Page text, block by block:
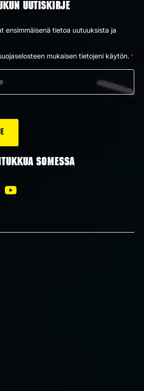
UUTISKIRJE
ensimmäisenä tietoa uutuuksista ja
mukaisen tietojeni käytön. *
SOMESSA